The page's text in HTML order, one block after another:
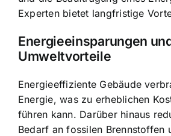
Experten bietet langfristige
Energieeinsparungen
Umweltvorteile
Energieeffiziente Gebäude
Energie, was zu erheblichen
führen kann. Darüber hinaus
Bedarf an fossilen Brennstoffen